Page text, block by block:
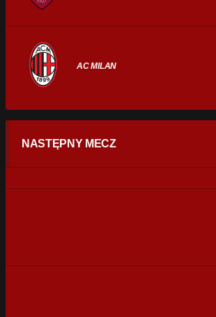
AC MILAN
STATYSTYKI
0%
NASTĘPNY MECZ